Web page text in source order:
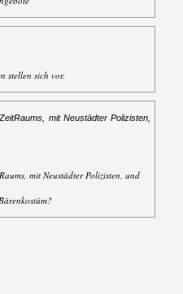
stellen sich vor.
mit Neustädter Polizisten, und